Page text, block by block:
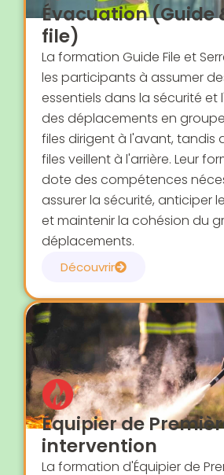
Évacuation (Guide
file)
La formation Guide File et
les participants à assumer
essentiels dans la sécurité et
des déplacements en
files dirigent à l'avant, tandis
files veillent à l'arrière. Leur
dote des compétences
assurer la sécurité, anticiper
et maintenir la cohésion du
déplacements.
Découvrir
Équipier de
intervention
La formation d'Équipier de